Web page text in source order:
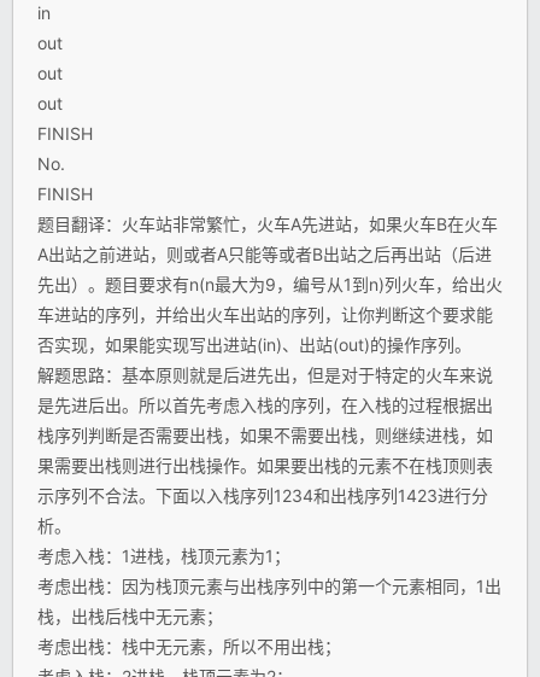
in
out
out
out
FINISH
No.
FINISH
题目翻译：火车站非常繁忙，火车A先进站，如果火车B在火车
A出站之前进站，则或者A只能等或者B出站之后再出站（后进
先出）。题目要求有n(n最大为9，编号从1到n)列火车，给出火
车进站的序列，并给出火车出站的序列，让你判断这个要求能
否实现，如果能实现写出进站(in)、出站(out)的操作序列。
解题思路：基本原则就是后进先出，但是对于特定的火车来说
是先进后出。所以首先考虑入栈的序列，在入栈的过程根据出
栈序列判断是否需要出栈，如果不需要出栈，则继续进栈，如
果需要出栈则进行出栈操作。如果要出栈的元素不在栈顶则表
示序列不合法。下面以入栈序列1234和出栈序列1423进行分
析。
考虑入栈：1进栈，栈顶元素为1；
考虑出栈：因为栈顶元素与出栈序列中的第一个元素相同，1出
栈，出栈后栈中无元素；
考虑出栈：栈中无元素，所以不用出栈；